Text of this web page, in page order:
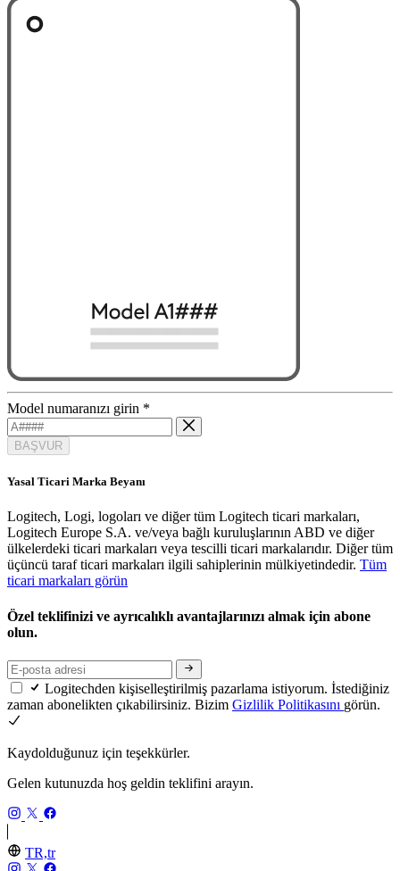
Model numaranızı girin *
BAŞVUR
Yasal Ticari Marka Beyanı
Logitech, Logi, logoları ve diğer tüm Logitech ticari markaları,
Logitech Europe S.A. ve/veya bağlı kuruluşlarının ABD ve diğer
ülkelerdeki ticari markaları veya tescilli ticari markalarıdır. Diğer tüm
üçüncü taraf ticari markaları ilgili sahiplerinin mülkiyetindedir. Tüm
ticari markaları görün
Özel teklifinizi ve ayrıcalıklı avantajlarınızı almak için abone
olun.
Logitechden kişiselleştirilmiş pazarlama istiyorum. İstediğiniz
zaman abonelikten çıkabilirsiniz. Bizim Gizlilik Politikasını görün.
Kaydolduğunuz için teşekkürler.
Gelen kutunuzda hoş geldin teklifini arayın.
TR,tr